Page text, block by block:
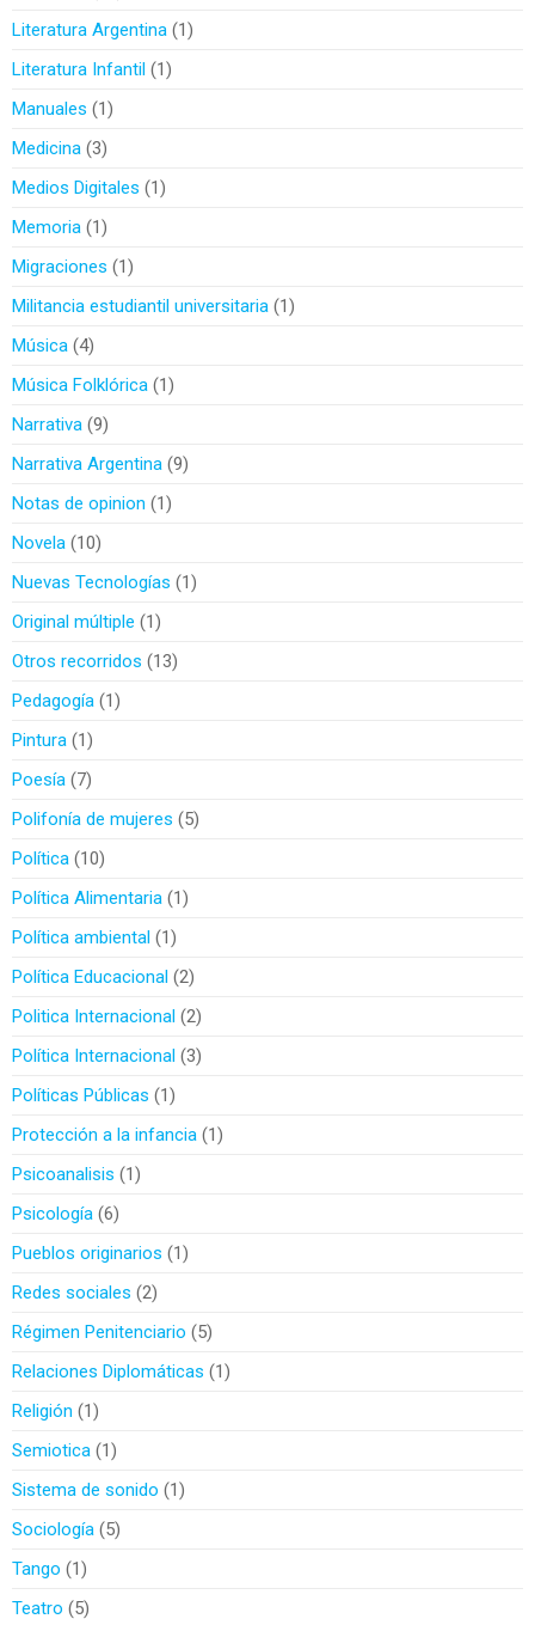
Literatura Argentina 1
Literatura Infantil 1
Manuales
1
Medicina 3
Medios Digitales
1
Memoria 1
Migraciones
1
Militancia estudiantil universitaria 1
Música 4
Música Folklórica 1
Narrativa 9
Narrativa Argentina 9
Notas de opinion
1
Novela 10
Nuevas Tecnologías
1
Original múltiple
1
Otros recorridos
13
Pedagogía 1
Pintura 1
Poesía 7
Polifonía de mujeres
5
Política 10
Política Alimentaria 1
Política ambiental 1
Política Educacional 2
Politica Internacional 2
Política Internacional 3
Políticas Públicas
1
Protección a la infancia 1
Psicoanalisis
1
Psicología 6
Pueblos originarios
1
Redes sociales 2
Régimen Penitenciario
5
Relaciones Diplomáticas
1
Religión
1
Semiotica 1
Sistema de sonido
1
Sociología 5
Tango
1
Teatro
5